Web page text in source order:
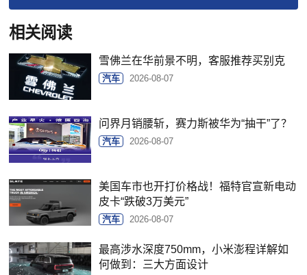
相关阅读
雪佛兰在华前景不明，客服推荐买别克
汽车 2026-08-07
问界月销腰斩，赛力斯被华为“抽干”了？
汽车 2026-08-07
美国车市也开打价格战！福特官宣新电动
皮卡“跌破3万美元”
汽车 2026-08-07
最高涉水深度750mm，小米澎程详解如
何做到：三大方面设计